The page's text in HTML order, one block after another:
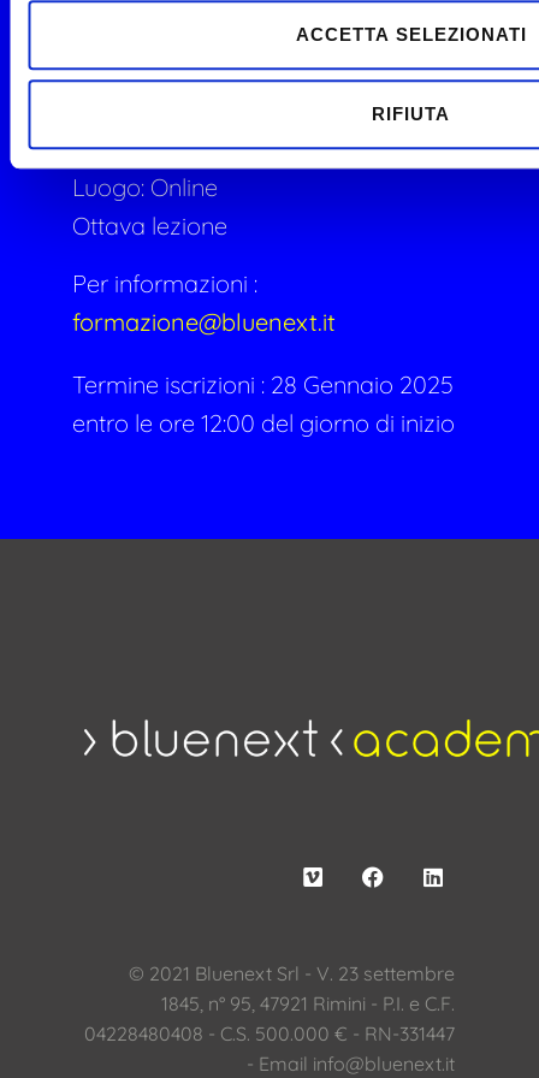
ACCETTA SELEZIONATI
RIFIUTA
27 Gennaio 2025 14:00
Luogo: Online
Ottava lezione
Per informazioni :
formazione@bluenext.it
Termine iscrizioni : 28 Gennaio 2025
entro le ore 12:00 del giorno di inizio
© 2021 Bluenext Srl - V. 23 settembre
1845, n° 95, 47921 Rimini - P.I. e C.F.
04228480408 - C.S. 500.000 € - RN-331447
- Email info@bluenext.it